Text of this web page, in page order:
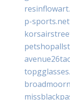
p-sports.net